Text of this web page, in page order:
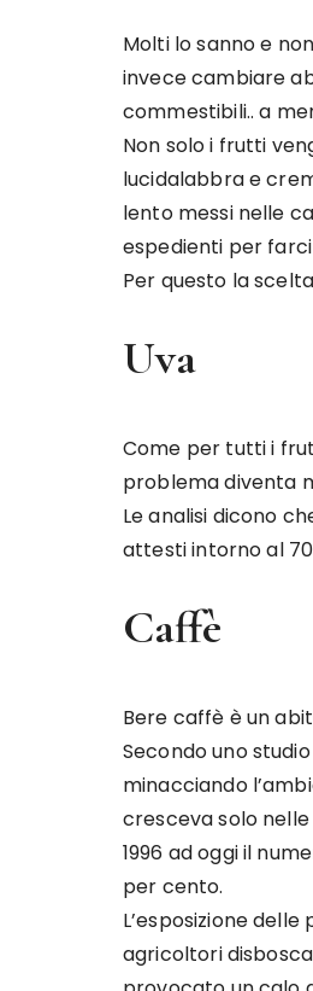
Molti lo sanno e
invece cambiare
commestibili.. a
Non solo i frutti
lucidalabbra e
lento messi nelle
espedienti per
Per questo la
Uva
Come per tutti i
problema diventa
Le analisi dicono
attesti intorno al
Caffè
Bere caffè è un
Secondo uno
minacciando
cresceva solo
1996 ad oggi il
per cento.
L’esposizione
agricoltori